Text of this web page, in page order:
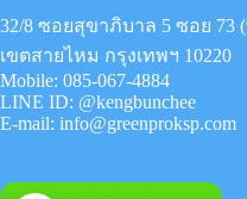
32/8 ซอยสุขาภิบาล 5 ซอย 73
เขตสายไหม กรุงเทพฯ 10220
Mobile: 085-067-4884
LINE ID: @kengbunchee
E-mail: info@greenproksp.com